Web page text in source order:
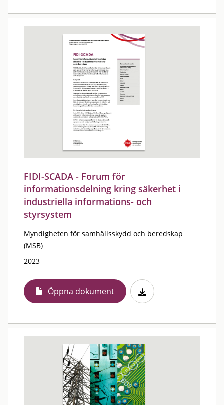
FIDI-SCADA - Forum för
informationsdelning kring säkerhet i
industriella informations- och
styrsystem
Myndigheten för samhällsskydd och beredskap
(MSB)
2023
Öppna dokument